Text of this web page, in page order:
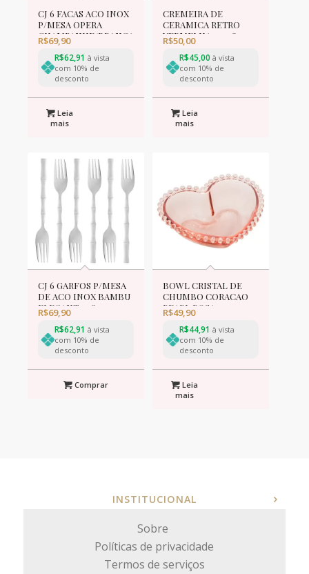
CJ 6 FACAS ACO INOX
P/MESA OPERA
CHAMPANHE/BRANCA
22cm
R$69,90
R$62,91 à vista
com 10% de
desconto
Leia
mais
CREMEIRA DE
CERAMICA RETRO
VERMELHA 12,5x8x9cm
R$50,00
R$45,00 à vista
com 10% de
desconto
Leia
mais
CJ 6 GARFOS P/MESA
DE ACO INOX BAMBU
ELEGANT 19,8cm
R$69,90
R$62,91 à vista
com 10% de
desconto
Comprar
BOWL CRISTAL DE
CHUMBO CORACAO
PEARL ROSA
17,5x15x5,5cm
R$49,90
R$44,91 à vista
com 10% de
desconto
Leia
mais
INSTITUCIONAL
Sobre
Políticas de privacidade
Termos de serviços